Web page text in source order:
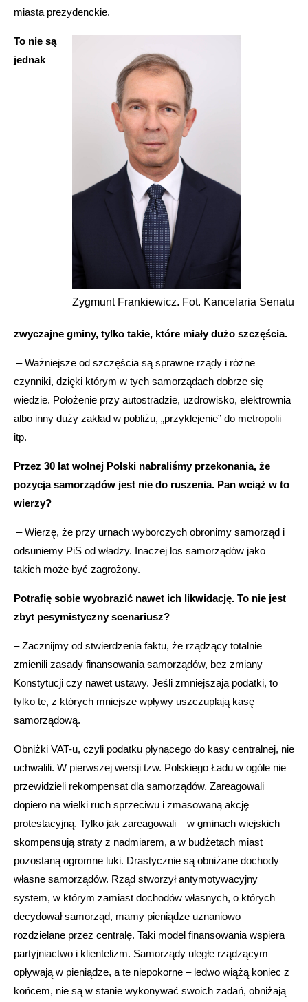
miasta prezydenckie.
Zygmunt Frankiewicz. Fot. Kancelaria Senatu
To nie są
jednak
zwyczajne gminy, tylko takie, które miały dużo szczęścia.
– Ważniejsze od szczęścia są sprawne rządy i różne
czynniki, dzięki którym w tych samorządach dobrze się
wiedzie. Położenie przy autostradzie, uzdrowisko, elektrownia
albo inny duży zakład w pobliżu, „przyklejenie” do metropolii
itp.
Przez 30 lat wolnej Polski nabraliśmy przekonania, że
pozycja samorządów jest nie do ruszenia. Pan wciąż w to
wierzy?
– Wierzę, że przy urnach wyborczych obronimy samorząd i
odsuniemy PiS od władzy. Inaczej los samorządów jako
takich może być zagrożony.
Potrafię sobie wyobrazić nawet ich likwidację. To nie jest
zbyt pesymistyczny scenariusz?
– Zacznijmy od stwierdzenia faktu, że rządzący totalnie
zmienili zasady finansowania samorządów, bez zmiany
Konstytucji czy nawet ustawy. Jeśli zmniejszają podatki, to
tylko te, z których mniejsze wpływy uszczuplają kasę
samorządową.
Obniżki VAT-u, czyli podatku płynącego do kasy centralnej, nie
uchwalili. W pierwszej wersji tzw. Polskiego Ładu w ogóle nie
przewidzieli rekompensat dla samorządów. Zareagowali
dopiero na wielki ruch sprzeciwu i zmasowaną akcję
protestacyjną. Tylko jak zareagowali – w gminach wiejskich
skompensują straty z nadmiarem, a w budżetach miast
pozostaną ogromne luki. Drastycznie są obniżane dochody
własne samorządów. Rząd stworzył antymotywacyjny
system, w którym zamiast dochodów własnych, o których
decydował samorząd, mamy pieniądze uznaniowo
rozdzielane przez centralę. Taki model finansowania wspiera
partyjniactwo i klientelizm. Samorządy uległe rządzącym
opływają w pieniądze, a te niepokorne – ledwo wiążą koniec z
końcem, nie są w stanie wykonywać swoich zadań, obniżają